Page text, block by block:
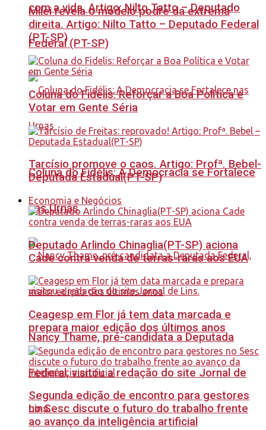
com a vida. Artigo: Nilto Tatto – Deputado
Federal (PT-SP)
Coluna do Fidélis: A Democracia se Fortalece
nas Urnas
Nancy Thame, pré-candidata a Deputada
Federal, visitou a redação do site Jornal de
Lins.
Milei revela o modelo podre da extrema
direita. Artigo: Nilto Tatto – Deputado Federal
(PT-SP)
Coluna do Fidelis: Reforçar a Boa Política e
Votar em Gente Séria
Tarcísio promove o caos. Artigo: Profª. Bebel-
Deputada Estadual(PT-SP)
Economia e Negócios
Deputado Arlindo Chinaglia(PT-SP) aciona
Cade contra venda de terras-raras aos EUA
Ceagesp em Flor já tem data marcada e
prepara maior edição dos últimos anos
Segunda edição de encontro para gestores
no Sesc discute o futuro do trabalho frente
ao avanço da inteligência artificial